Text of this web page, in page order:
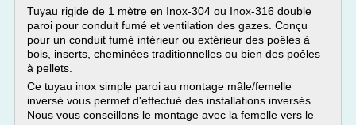
Tuyau rigide de 1 mètre en Inox-304 ou Inox-316 double
paroi pour conduit fumé et ventilation des gazes. Conçu
pour un conduit fumé intérieur ou extérieur des poêles à
bois, inserts, cheminées traditionnelles ou bien des poêles
à pellets.
Ce tuyau inox simple paroi au montage mâle/femelle
inversé vous permet d'effectué des installations inversés.
Nous vous conseillons le montage avec la femelle vers le